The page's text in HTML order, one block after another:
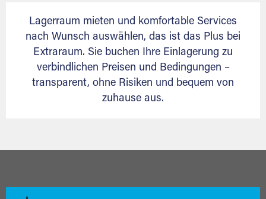
Lagerraum mieten und komfortable Services
nach Wunsch auswählen, das ist das Plus bei
Extraraum. Sie buchen Ihre Einlagerung zu
verbindlichen Preisen und Bedingungen –
transparent, ohne Risiken und bequem von
zuhause aus.